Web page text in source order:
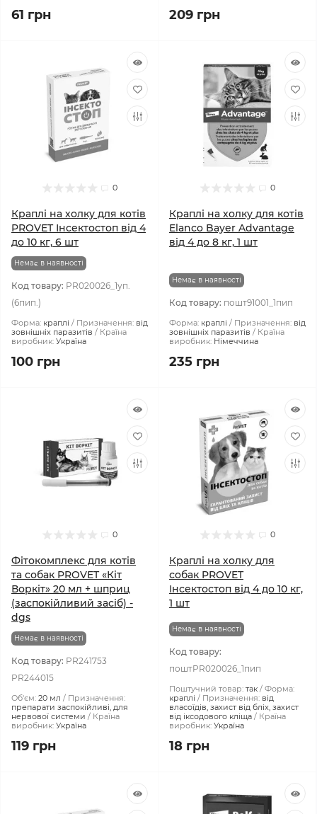
61 грн 209 грн
0
Краплі на холку для котів
PROVET Інсектостоп від 4
до 10 кг, 6 шт
Немає в наявності
Код товару: PR020026_1уп.
(6пип.)
Форма: краплі Призначення: від
зовнішніх паразитів
Країна
виробник: Україна
100 грн
0
Краплі на холку для котів
Elanco Bayer Advantage
від 4 до 8 кг, 1 шт
Немає в наявності
Код товару: пошт91001_1пип
Форма: краплі Призначення: від
зовнішніх паразитів
Країна
виробник: Німеччина
235 грн
0
Фітокомплекс для котів
та собак PROVET «Кіт
Воркіт» 20 мл + шприц
(заспокійливий засіб) -
dgs
Немає в наявності
Код товару: PR241753
PR244015
Об'єм: 20 мл
Призначення:
препарати заспокійливі, для
нервової системи
Країна
виробник: Україна
119 грн
0
Краплі на холку для
собак PROVET
Інсектостоп від 4 до 10 кг,
1 шт
Немає в наявності
Код товару:
поштPR020026_1пип
Поштучний товар: так
Форма:
краплі
Призначення: від
власоїдів, захист від бліх, захист
від іксодового кліща
Країна
виробник: Україна
18 грн